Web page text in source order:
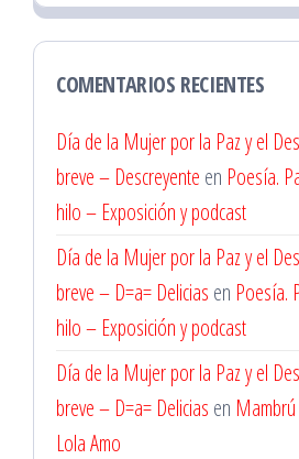
COMENTARIOS RECIENTES
Día de la Mujer por la Paz y el
breve – Descreyente en Poesía.
hilo – Exposición y podcast
Día de la Mujer por la Paz y el
breve – D=a= Delicias en Poesía.
hilo – Exposición y podcast
Día de la Mujer por la Paz y el
breve – D=a= Delicias en
Lola Amo